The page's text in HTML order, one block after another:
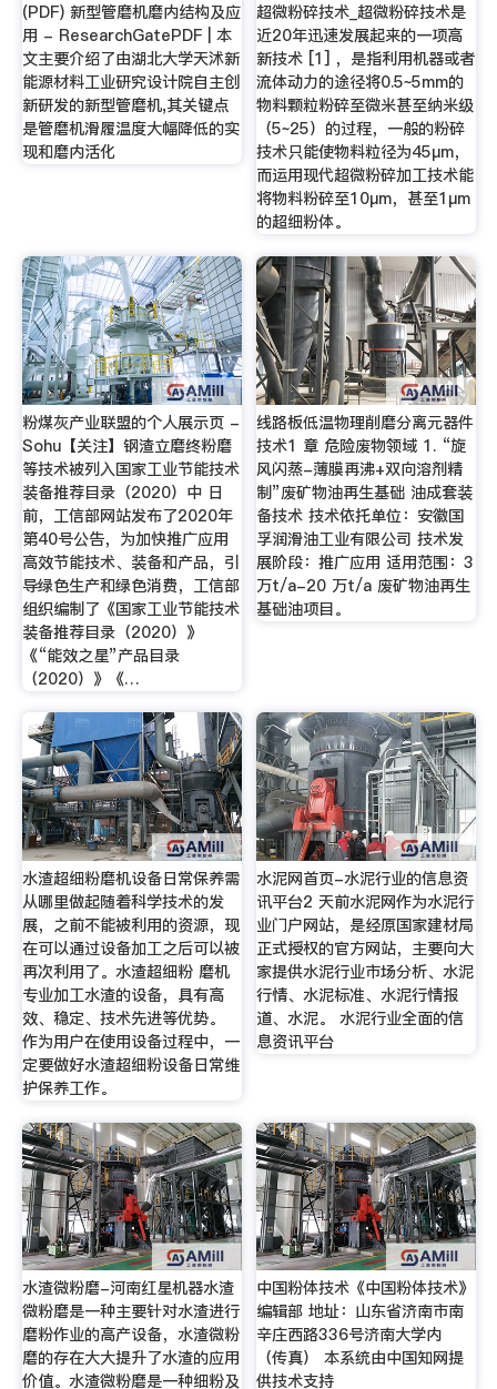
(PDF) 新型管磨机磨内结构及应
用 - ResearchGatePDF | 本
文主要介绍了由湖北大学天沭新
能源材料工业研究设计院自主创
新研发的新型管磨机,其关键点
是管磨机滑履温度大幅降低的实
现和磨内活化
超微粉碎技术_超微粉碎技术是
近20年迅速发展起来的一项高
新技术 [1] ，是指利用机器或者
流体动力的途径将0.5~5mm的
物料颗粒粉碎至微米甚至纳米级
（5~25）的过程，一般的粉碎
技术只能使物料粒径为45μm，
而运用现代超微粉碎加工技术能
将物料粉碎至10μm，甚至1μm
的超细粉体。
粉煤灰产业联盟的个人展示页 -
Sohu【关注】钢渣立磨终粉磨
等技术被列入国家工业节能技术
装备推荐目录（2020）中 日
前，工信部网站发布了2020年
第40号公告，为加快推广应用
高效节能技术、装备和产品，引
导绿色生产和绿色消费，工信部
组织编制了《国家工业节能技术
装备推荐目录（2020）》
《“能效之星”产品目录
（2020）》《…
线路板低温物理削磨分离元器件
技术1 章 危险废物领域 1. “旋
风闪蒸-薄膜再沸+双向溶剂精
制”废矿物油再生基础 油成套装
备技术 技术依托单位：安徽国
孚润滑油工业有限公司 技术发
展阶段：推广应用 适用范围：3
万t/a-20 万t/a 废矿物油再生
基础油项目。
水渣超细粉磨机设备日常保养需
从哪里做起随着科学技术的发
展，之前不能被利用的资源，现
在可以通过设备加工之后可以被
再次利用了。水渣超细粉 磨机
专业加工水渣的设备，具有高
效、稳定、技术先进等优势。
作为用户在使用设备过程中，一
定要做好水渣超细粉设备日常维
护保养工作。
水泥网首页-水泥行业的信息资
讯平台2 天前水泥网作为水泥行
业门户网站，是经原国家建材局
正式授权的官方网站，主要向大
家提供水泥行业市场分析、水泥
行情、水泥标准、水泥行情报
道、水泥。 水泥行业全面的信
息资讯平台
水渣微粉磨-河南红星机器水渣
微粉磨是一种主要针对水渣进行
磨粉作业的高产设备，水渣微粉
磨的存在大大提升了水渣的应用
价值。水渣微粉磨是一种细粉及
中国粉体技术《中国粉体技术》
编辑部 地址：山东省济南市南
辛庄西路336号济南大学内
（传真） 本系统由中国知网提
供技术支持